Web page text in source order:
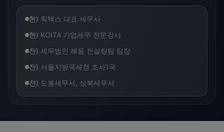
현) 릭택스 대표 세무사
현) KOITA 기업세무 전문강사
전) 세무법인 혜움 컨설팅팀 팀장
전) 서울지방국세청 조사1국
전) 도봉세무서, 성북세무서